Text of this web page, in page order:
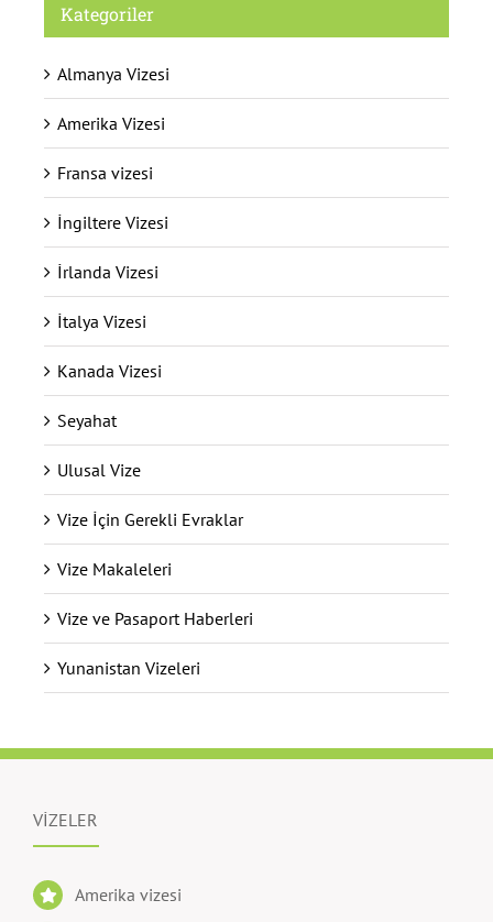
Kategoriler
Almanya Vizesi
Amerika Vizesi
Fransa vizesi
İngiltere Vizesi
İrlanda Vizesi
İtalya Vizesi
Kanada Vizesi
Seyahat
Ulusal Vize
Vize İçin Gerekli Evraklar
Vize Makaleleri
Vize ve Pasaport Haberleri
Yunanistan Vizeleri
VİZELER
Amerika vizesi